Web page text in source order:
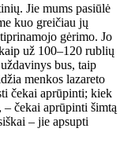
Jie mums pasiūlė
kuo greičiau jų
gėrimo. Jo
už 100–120 rublių
bus, taip
menkos lazareto
čekai aprūpinti; kiek
– čekai aprūpinti šimtą
– jie apsupti